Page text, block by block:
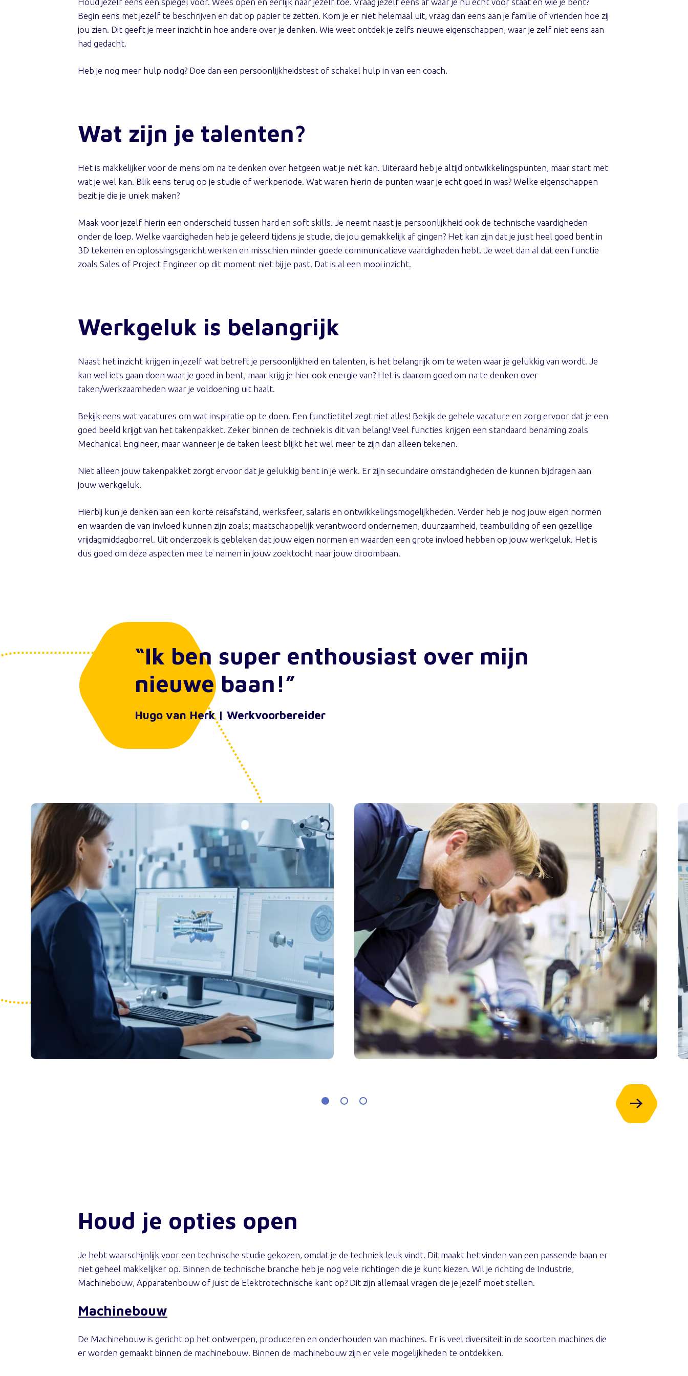
Begin eens met jezelf te beschrijven en dat op papier te zetten. Kom je er niet helemaal uit, vraag dan eens aan je familie of vrienden hoe zij
jou zien. Dit geeft je meer inzicht in hoe andere over je denken. Wie weet ontdek je zelfs nieuwe eigenschappen, waar je zelf niet eens aan
had gedacht.
Heb je nog meer hulp nodig? Doe dan een persoonlijkheidstest of schakel hulp in van een coach.
Wat zijn je talenten?
Het is makkelijker voor de mens om na te denken over hetgeen wat je niet kan. Uiteraard heb je altijd ontwikkelingspunten, maar start met
wat je wel kan. Blik eens terug op je studie of werkperiode. Wat waren hierin de punten waar je echt goed in was? Welke eigenschappen
bezit je die je uniek maken?
Maak voor jezelf hierin een onderscheid tussen hard en soft skills. Je neemt naast je persoonlijkheid ook de technische vaardigheden
onder de loep. Welke vaardigheden heb je geleerd tijdens je studie, die jou gemakkelijk af gingen? Het kan zijn dat je juist heel goed bent in
3D tekenen en oplossingsgericht werken en misschien minder goede communicatieve vaardigheden hebt. Je weet dan al dat een functie
zoals Sales of Project Engineer op dit moment niet bij je past. Dat is al een mooi inzicht.
Werkgeluk is belangrijk
Naast het inzicht krijgen in jezelf wat betreft je persoonlijkheid en talenten, is het belangrijk om te weten waar je gelukkig van wordt. Je
kan wel iets gaan doen waar je goed in bent, maar krijg je hier ook energie van? Het is daarom goed om na te denken over
taken/werkzaamheden waar je voldoening uit haalt.
Bekijk eens wat vacatures om wat inspiratie op te doen. Een functietitel zegt niet alles! Bekijk de gehele vacature en zorg ervoor dat je een
goed beeld krijgt van het takenpakket. Zeker binnen de techniek is dit van belang! Veel functies krijgen een standaard benaming zoals
Mechanical Engineer, maar wanneer je de taken leest blijkt het wel meer te zijn dan alleen tekenen.
Niet alleen jouw takenpakket zorgt ervoor dat je gelukkig bent in je werk. Er zijn secundaire omstandigheden die kunnen bijdragen aan
jouw werkgeluk.
Hierbij kun je denken aan een korte reisafstand, werksfeer, salaris en ontwikkelingsmogelijkheden. Verder heb je nog jouw eigen normen
en waarden die van invloed kunnen zijn zoals; maatschappelijk verantwoord ondernemen, duurzaamheid, teambuilding of een gezellige
vrijdagmiddagborrel. Uit onderzoek is gebleken dat jouw eigen normen en waarden een grote invloed hebben op jouw werkgeluk. Het is
dus goed om deze aspecten mee te nemen in jouw zoektocht naar jouw droombaan.
“Ik ben super enthousiast over mijn
nieuwe baan!”
Hugo van Herk | Werkvoorbereider
Houd je opties open
Je hebt waarschijnlijk voor een technische studie gekozen, omdat je de techniek leuk vindt. Dit maakt het vinden van een passende baan er
niet geheel makkelijker op. Binnen de technische branche heb je nog vele richtingen die je kunt kiezen. Wil je richting de Industrie,
Machinebouw, Apparatenbouw of juist de Elektrotechnische kant op? Dit zijn allemaal vragen die je jezelf moet stellen.
Machinebouw
De Machinebouw is gericht op het ontwerpen, produceren en onderhouden van machines. Er is veel diversiteit in de soorten machines die
er worden gemaakt binnen de machinebouw. Binnen de machinebouw zijn er vele mogelijkheden te ontdekken.